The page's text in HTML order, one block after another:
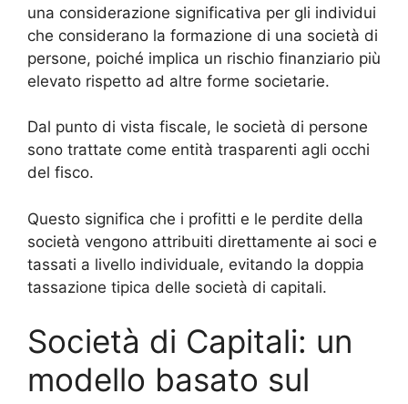
una considerazione significativa per gli individui
che considerano la formazione di una società di
persone, poiché implica un rischio finanziario più
elevato rispetto ad altre forme societarie.
Dal punto di vista fiscale, le società di persone
sono trattate come entità trasparenti agli occhi
del fisco.
Questo significa che i profitti e le perdite della
società vengono attribuiti direttamente ai soci e
tassati a livello individuale, evitando la doppia
tassazione tipica delle società di capitali.
Società di Capitali: un
modello basato sul